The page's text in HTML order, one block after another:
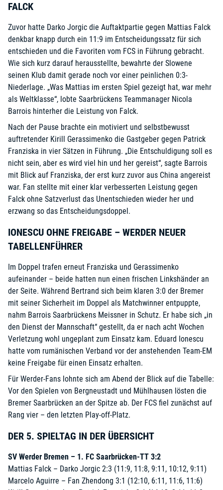
FALCK
Zuvor hatte Darko Jorgic die Auftaktpartie gegen Mattias Falck
denkbar knapp durch ein 11:9 im Entscheidungssatz für sich
entschieden und die Favoriten vom FCS in Führung gebracht.
Wie sich kurz darauf herausstellte, bewahrte der Slowene
seinen Klub damit gerade noch vor einer peinlichen 0:3-
Niederlage. „Was Mattias im ersten Spiel gezeigt hat, war mehr
als Weltklasse“, lobte Saarbrückens Teammanager Nicola
Barrois hinterher die Leistung von Falck.
Nach der Pause brachte ein motiviert und selbstbewusst
auftretender Kirill Gerassimenko die Gastgeber gegen Patrick
Franziska in vier Sätzen in Führung. „Die Entschuldigung soll es
nicht sein, aber es wird viel hin und her gereist“, sagte Barrois
mit Blick auf Franziska, der erst kurz zuvor aus China angereist
war. Fan stellte mit einer klar verbesserten Leistung gegen
Falck ohne Satzverlust das Unentschieden wieder her und
erzwang so das Entscheidungsdoppel.
IONESCU OHNE FREIGABE – WERDER NEUER
TABELLENFÜHRER
Im Doppel trafen erneut Franziska und Gerassimenko
aufeinander – beide hatten nun einen frischen Linkshänder an
der Seite. Während Bertrand sich beim klaren 3:0 der Bremer
mit seiner Sicherheit im Doppel als Matchwinner entpuppte,
nahm Barrois Saarbrückens Meissner in Schutz. Er habe sich „in
den Dienst der Mannschaft“ gestellt, da er nach acht Wochen
Verletzung wohl ungeplant zum Einsatz kam. Eduard Ionescu
hatte vom rumänischen Verband vor der anstehenden Team-EM
keine Freigabe für einen Einsatz erhalten.
Für Werder-Fans lohnte sich am Abend der Blick auf die Tabelle:
Vor den Spielen von Bergneustadt und Mühlhausen lösten die
Bremer Saarbrücken an der Spitze ab. Der FCS fiel zunächst auf
Rang vier – den letzten Play-off-Platz.
DER 5. SPIELTAG IN DER ÜBERSICHT
SV Werder Bremen – 1. FC Saarbrücken-TT 3:2
Mattias Falck – Darko Jorgic 2:3 (11:9, 11:8, 9:11, 10:12, 9:11)
Marcelo Aguirre – Fan Zhendong 3:1 (12:10, 6:11, 11:6, 11:6)